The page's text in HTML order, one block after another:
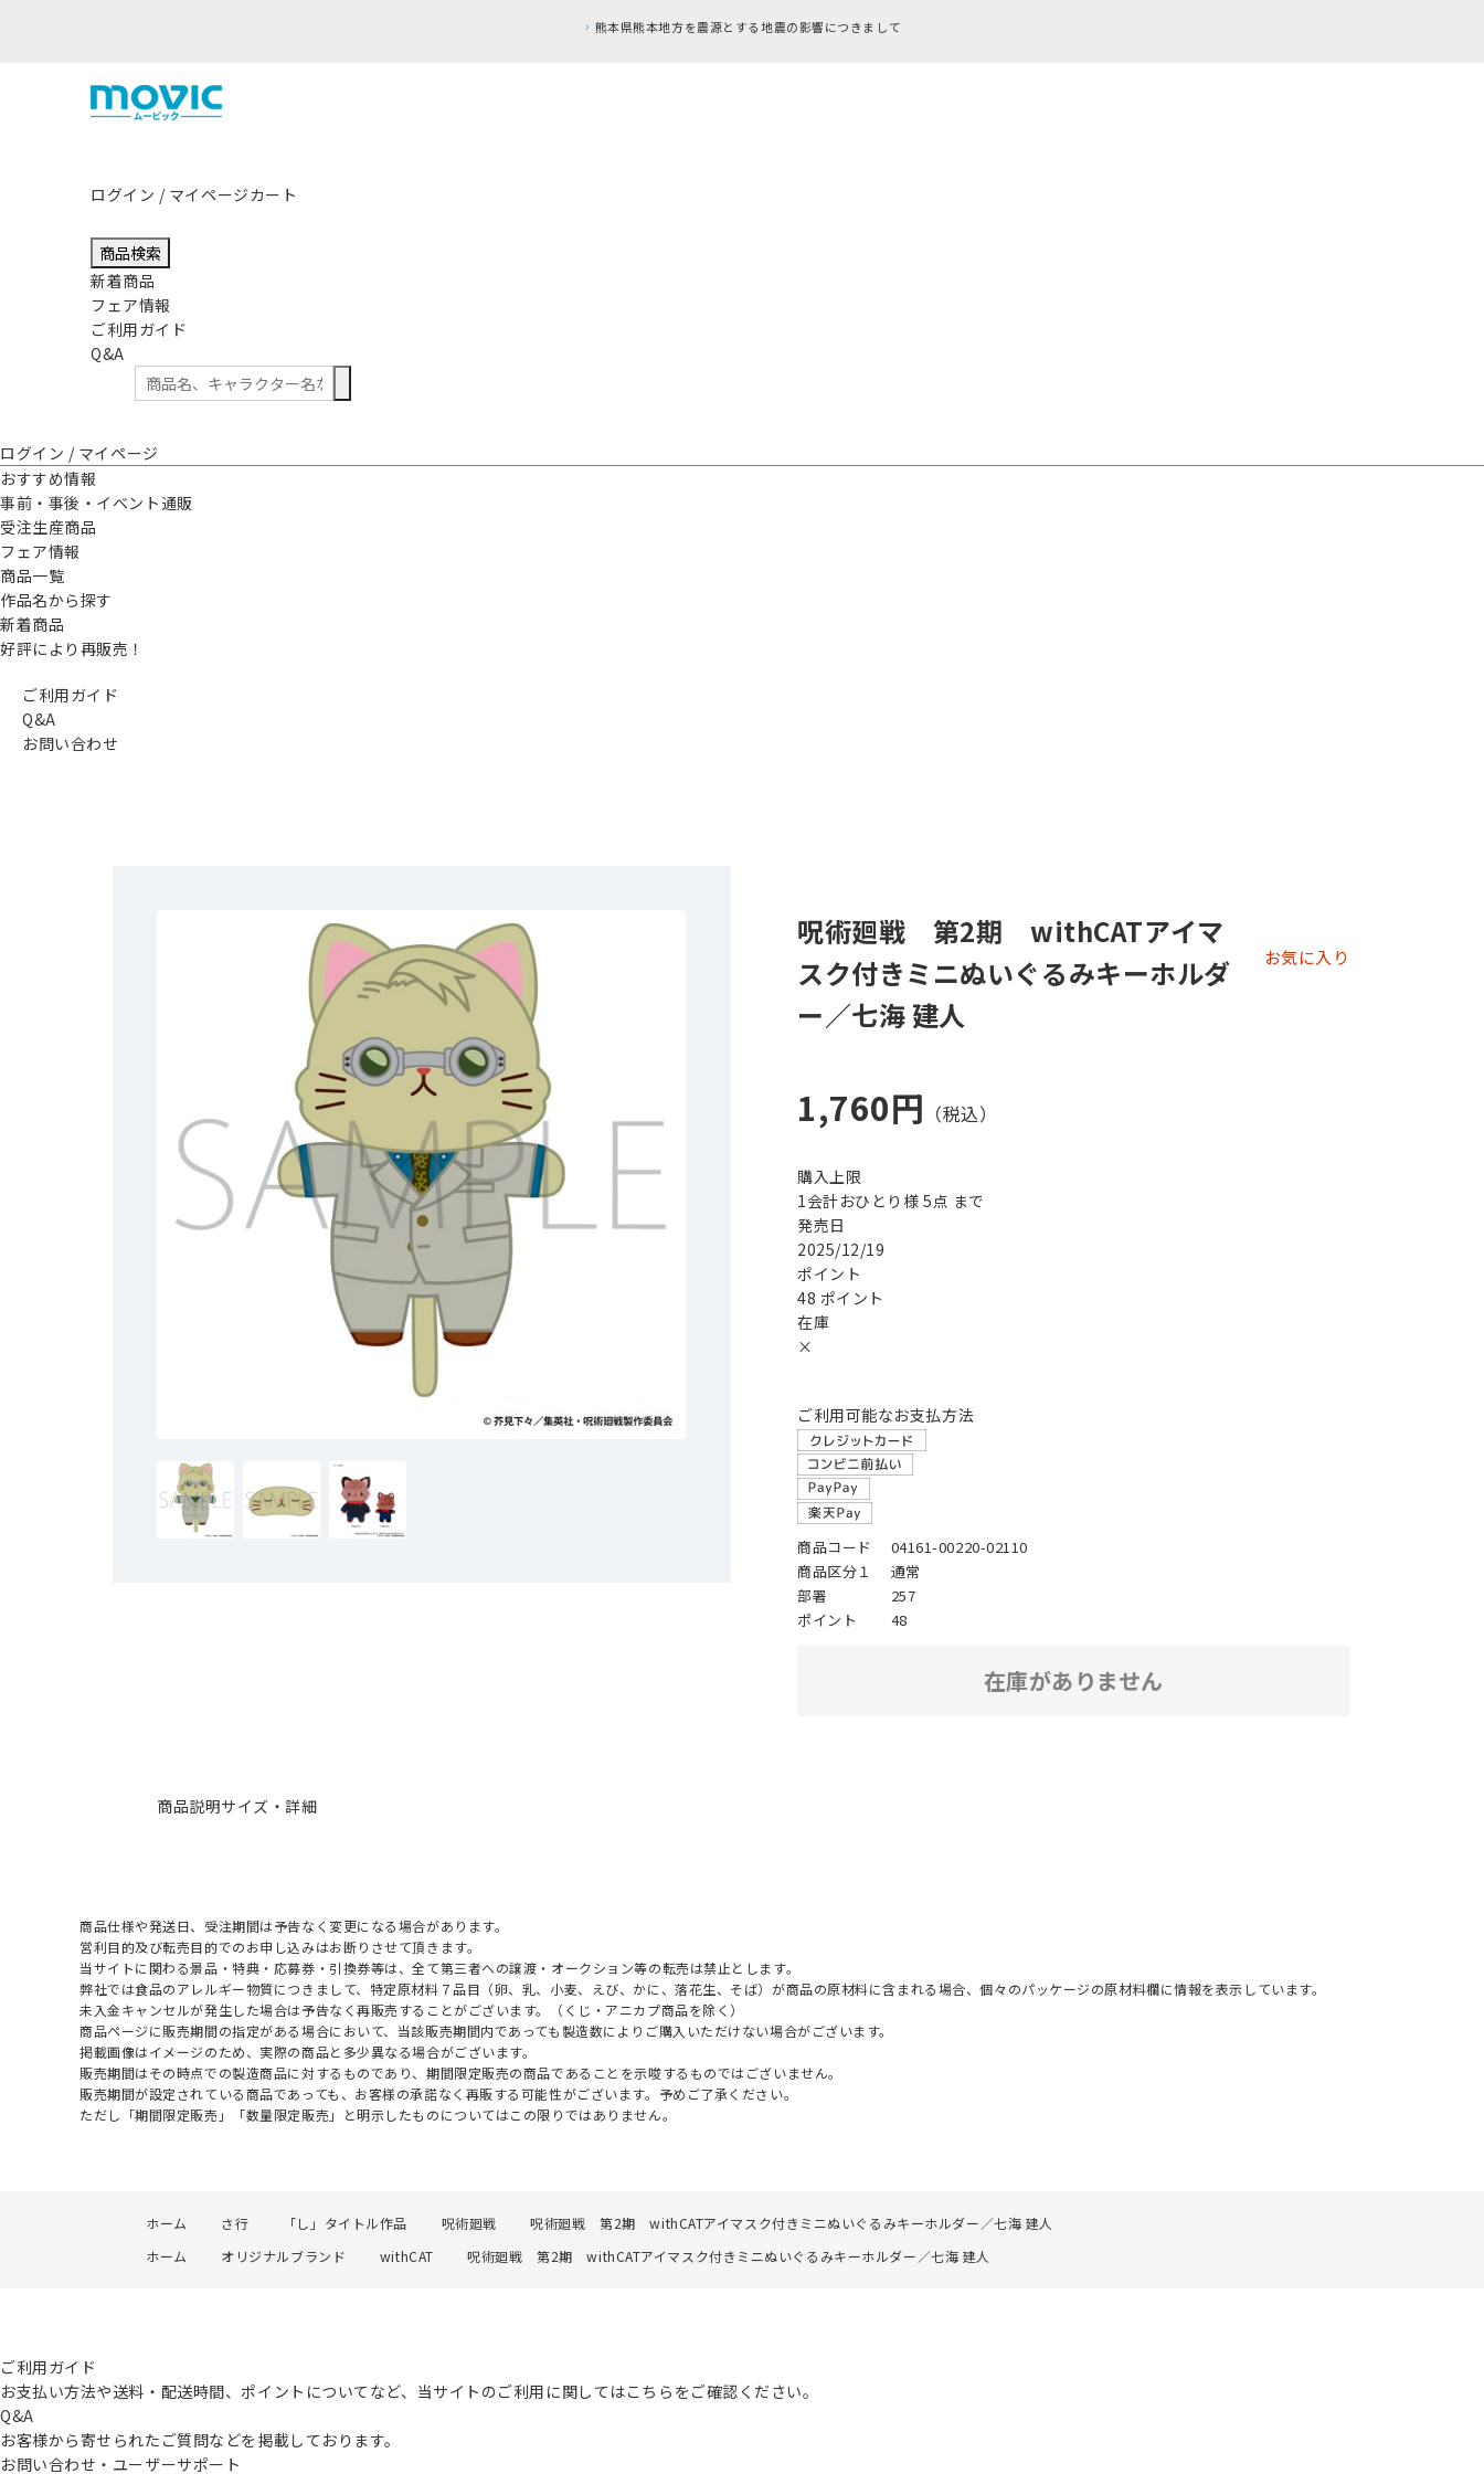
熊本県熊本地方を震源とする地震の影響につきまして
ログイン / マイページカート
商品検索
新着商品
フェア情報
ご利用ガイド
Q&A
ログイン / マイページ
おすすめ情報
事前・事後・イベント通販
受注生産商品
フェア情報
商品一覧
作品名から探す
新着商品
好評により再販売！
ご利用ガイド
Q&A
お問い合わせ
呪術廻戦 第2期 withCATアイマ
スク付きミニぬいぐるみキーホルダ
ー／七海 建人
お気に入り
1,760円
購入上限
1会計おひとり様 5点 まで
発売日
2025/12/19
ポイント
48 ポイント
在庫
×
ご利用可能なお支払方法
商品コード
04161-00220-02110
商品区分１
通常
部署
257
ポイント
48
在庫がありません
商品説明サイズ・詳細
商品仕様や発送日、受注期間は予告なく変更になる場合があります。
営利目的及び転売目的でのお申し込みはお断りさせて頂きます。
当サイトに関わる景品・特典・応募券・引換券等は、全て第三者への譲渡・オークション等の転売は禁止とします。
弊社では食品のアレルギー物質につきまして、特定原材料７品目（卵、乳、小麦、えび、かに、落花生、そば）が商品の原材料に含まれる場合、個々のパッケージの原材料欄に情報を表示しています。
未入金キャンセルが発生した場合は予告なく再販売することがございます。（くじ・アニカプ商品を除く）
商品ページに販売期間の指定がある場合において、当該販売期間内であっても製造数によりご購入いただけない場合がございます。
掲載画像はイメージのため、実際の商品と多少異なる場合がございます。
販売期間はその時点での製造商品に対するものであり、期間限定販売の商品であることを示唆するものではございません。
販売期間が設定されている商品であっても、お客様の承諾なく再販する可能性がございます。予めご了承ください。
ただし「期間限定販売」「数量限定販売」と明示したものについてはこの限りではありません。
ホーム さ行 「し」タイトル作品 呪術廻戦
呪術廻戦 第2期 withCATアイマスク付きミニぬいぐるみキーホルダー／七海 建人
ホーム
オリジナルブランド withCAT 呪術廻戦 第2期 withCATアイマスク付きミニぬいぐるみキーホルダー／七海 建人
ご利用ガイド
お支払い方法や送料・配送時間、ポイントについてなど、当サイトのご利用に関してはこちらをご確認ください。
Q&A
お客様から寄せられたご質問などを掲載しております。
お問い合わせ・ユーザーサポート